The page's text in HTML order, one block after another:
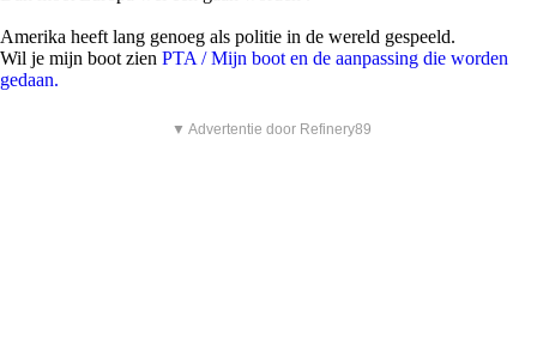
Amerika heeft lang genoeg als politie in de wereld gespeeld.
Wil je mijn boot zien PTA / Mijn boot en de aanpassing die worden
gedaan.
▼ Advertentie door Refinery89